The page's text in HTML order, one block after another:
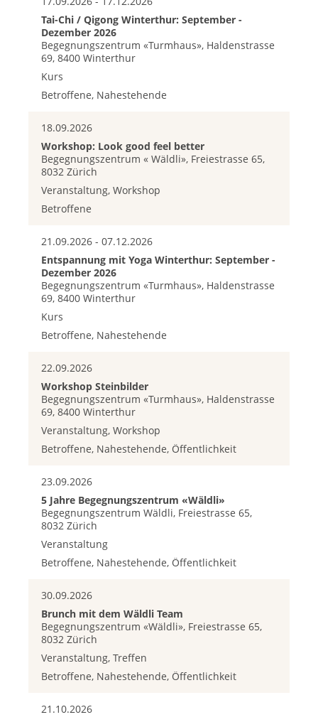
Tai-Chi / Qigong Winterthur: September -
Dezember 2026
Begegnungszentrum «Turmhaus», Haldenstrasse
69, 8400 Winterthur
Kurs
Betroffene, Nahestehende
18.09.2026
Workshop: Look good feel better
Begegnungszentrum « Wäldli», Freiestrasse 65,
8032 Zürich
Veranstaltung, Workshop
Betroffene
21.09.2026 - 07.12.2026
Entspannung mit Yoga Winterthur: September -
Dezember 2026
Begegnungszentrum «Turmhaus», Haldenstrasse
69, 8400 Winterthur
Kurs
Betroffene, Nahestehende
22.09.2026
Workshop Steinbilder
Begegnungszentrum «Turmhaus», Haldenstrasse
69, 8400 Winterthur
Veranstaltung, Workshop
Betroffene, Nahestehende, Öffentlichkeit
23.09.2026
5 Jahre Begegnungszentrum «Wäldli»
Begegnungszentrum Wäldli, Freiestrasse 65,
8032 Zürich
Veranstaltung
Betroffene, Nahestehende, Öffentlichkeit
30.09.2026
Brunch mit dem Wäldli Team
Begegnungszentrum «Wäldli», Freiestrasse 65,
8032 Zürich
Veranstaltung, Treffen
Betroffene, Nahestehende, Öffentlichkeit
21.10.2026